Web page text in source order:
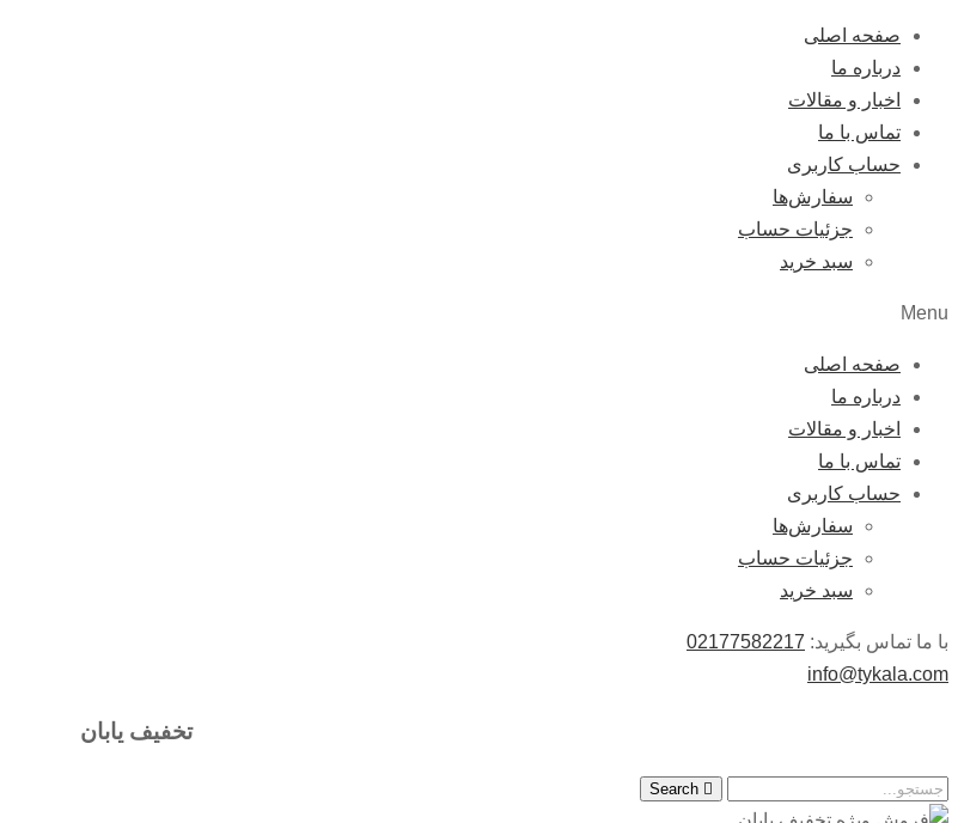
صفحه اصلی
درباره ما
اخبار و مقالات
تماس با ما
حساب کاربری
سفارش‌ها
جزئیات حساب
سبد خرید
Menu
صفحه اصلی
درباره ما
اخبار و مقالات
تماس با ما
حساب کاربری
سفارش‌ها
جزئیات حساب
سبد خرید
با ما تماس بگیرید: 02177582217
info@tykala.com
تخفیف یابان
Search